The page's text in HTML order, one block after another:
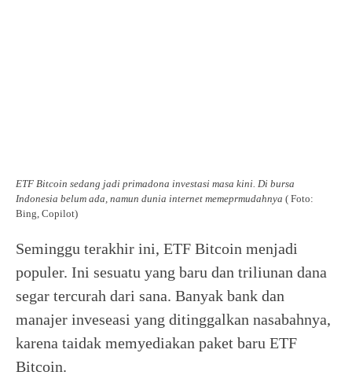
ETF Bitcoin sedang jadi primadona investasi masa kini. Di bursa
Indonesia belum ada, namun dunia internet memeprmudahnya ( Foto:
Bing, Copilot)
Seminggu terakhir ini, ETF Bitcoin menjadi
populer. Ini sesuatu yang baru dan triliunan dana
segar tercurah dari sana. Banyak bank dan
manajer inveseasi yang ditinggalkan nasabahnya,
karena taidak memyediakan paket baru ETF
Bitcoin.